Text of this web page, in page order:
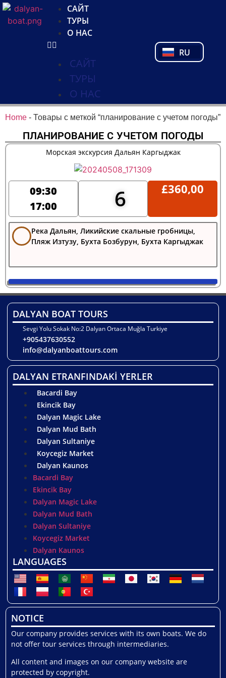
САЙТ
ТУРЫ
О НАС
САЙТ
ТУРЫ
О НАС
RU
PT
TR
Home - Товары с меткой “планирование с учетом погоды”
ПЛАНИРОВАНИЕ С УЧЕТОМ ПОГОДЫ
Морская экскурсия Дальян Каргыджак
09:30
17:00
6 £360,00
Река Дальян, Ликийские скальные гробницы,
Пляж Изтузу, Бухта Бозбурун, Бухта Каргыджак
DALYAN BOAT TOURS
Sevgi Yolu Sokak No:2 Dalyan Ortaca Muğla Turkiye
+905437630552
info@dalyanboattours.com
DALYAN ETRANFINDAKİ YERLER
Bacardi Bay
Ekincik Bay
Dalyan Magic Lake
Dalyan Mud Bath
Dalyan Sultaniye
Koycegiz Market
Dalyan Kaunos
Bacardi Bay
Ekincik Bay
Dalyan Magic Lake
Dalyan Mud Bath
Dalyan Sultaniye
Koycegiz Market
Dalyan Kaunos
LANGUAGES
NOTICE
Our company provides services with its own boats. We do
not offer tour services through intermediaries.
All content and images on our company website are
protected by copyright.